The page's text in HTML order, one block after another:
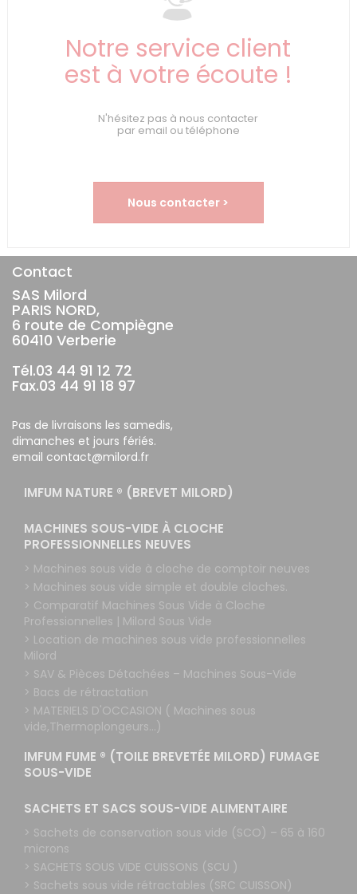
Notre service client
est à votre écoute !
N'hésitez pas à nous contacter
par email ou téléphone
Nous contacter >
Contact
SAS Milord
PARIS NORD,
6 route de Compiègne
60410 Verberie
Tél.03 44 91 12 72
Fax.03 44 91 18 97
Pas de livraisons les samedis,
dimanches et jours fériés.
email contact@milord.fr
IMFUM NATURE ® (BREVET MILORD)
MACHINES SOUS-VIDE À CLOCHE
PROFESSIONNELLES NEUVES
> Machines sous vide à cloche de comptoir neuves
> Machines sous vide simple et double cloches.
> Comparatif Machines Sous Vide à Cloche
Professionnelles | Milord Sous Vide
> Location de machines sous vide professionnelles
Milord
> SAV & Pièces Détachées – Machines Sous-Vide
> Bacs de rétractation
> MATERIELS D'OCCASION ( Machines sous
vide,Thermoplongeurs...)
IMFUM FUME ® (TOILE BREVETÉE MILORD) FUMAGE
SOUS-VIDE
SACHETS ET SACS SOUS-VIDE ALIMENTAIRE
> Sachets de conservation sous vide (SCO) – 65 à 160
microns
> SACHETS SOUS VIDE CUISSONS (SCU )
> Sachets sous vide rétractables (SRC CUISSON)